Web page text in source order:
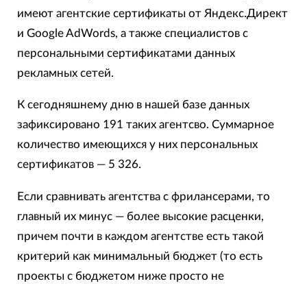
имеют агентские сертификаты от Яндекс.Директ
и Google AdWords, а также специалистов с
персональными сертификатами данных
рекламных сетей.
К сегодняшнему дню в нашей базе данных
зафиксировано 191 таких агентсво. Суммарное
количество имеющихся у них персональных
сертификатов — 5 326.
Если сравнивать агентства с фрилансерами, то
главный их минус — более высокие расценки,
причем почти в каждом агентстве есть такой
критерий как минимальный бюджет (то есть
проекты с бюджетом ниже просто не